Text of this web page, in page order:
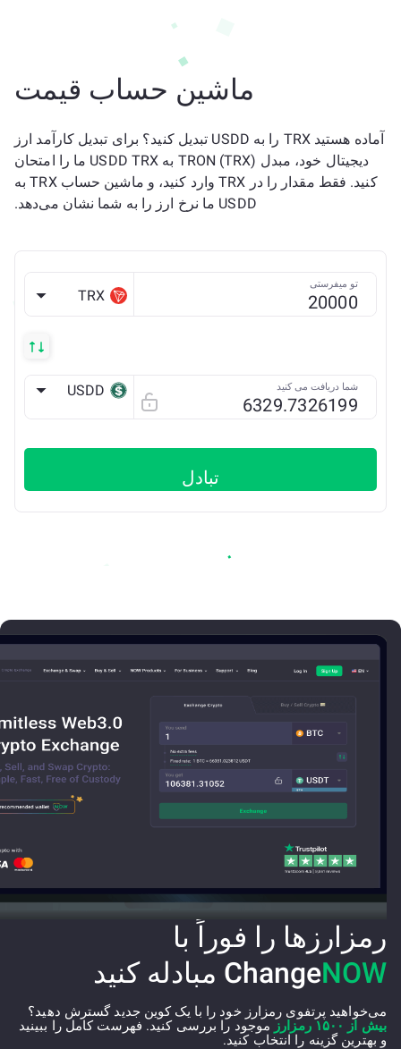
ماشین حساب قیمت
آماده هستید TRX را به USDD تبدیل کنید؟ برای تبدیل کارآمد ارز
دیجیتال خود، مبدل TRON (TRX) به USDD TRX ما را امتحان
کنید. فقط مقدار را در TRX وارد کنید، و ماشین حساب TRX به
USDD ما نرخ ارز را به شما نشان می‌دهد.
تو میفرستی
TRX
شما دریافت می کنید USDD
تبادل
رمزارزها را فوراً با
ChangeNOW مبادله کنید
می‌خواهید پرتفوی رمزارز خود را با یک کوین جدید گسترش دهید؟
بیش از ۱۵۰۰ رمزارز
موجود را بررسی کنید. فهرست کامل را ببینید
و بهترین گزینه را انتخاب کنید.